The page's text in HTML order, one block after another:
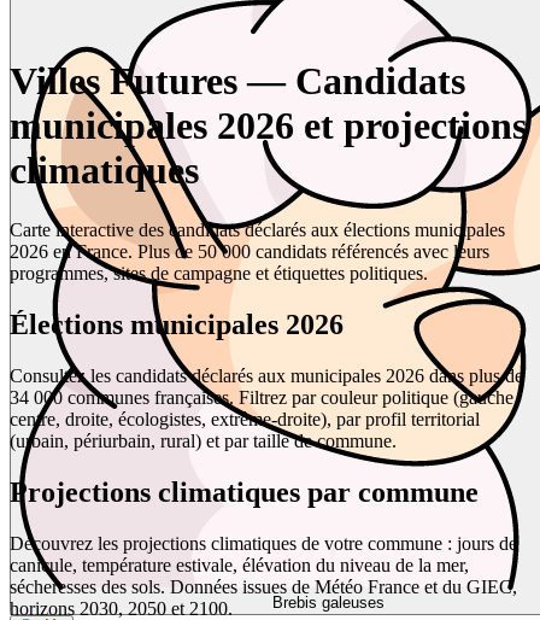
Brebis galeuses
Villes Futures — Candidats
municipales 2026 et projections
climatiques
Carte interactive des candidats déclarés aux élections municipales
2026 en France. Plus de 50 000 candidats référencés avec leurs
programmes, sites de campagne et étiquettes politiques.
Élections municipales 2026
Consultez les candidats déclarés aux municipales 2026 dans plus de
34 000 communes françaises. Filtrez par couleur politique (gauche,
centre, droite, écologistes, extrême-droite), par profil territorial
(urbain, périurbain, rural) et par taille de commune.
Projections climatiques par commune
Découvrez les projections climatiques de votre commune : jours de
canicule, température estivale, élévation du niveau de la mer,
sécheresses des sols. Données issues de Météo France et du GIEC,
horizons 2030, 2050 et 2100.